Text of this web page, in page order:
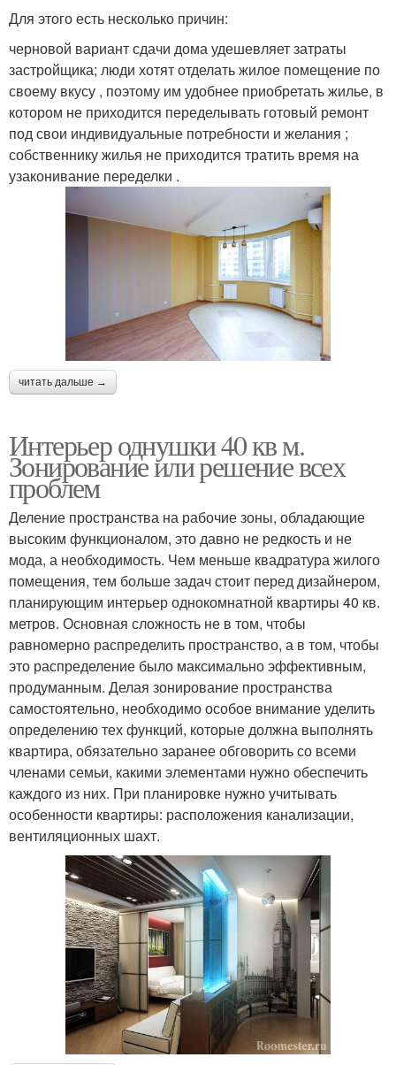
Для этого есть несколько причин:
черновой вариант сдачи дома удешевляет затраты
застройщика; люди хотят отделать жилое помещение по
своему вкусу , поэтому им удобнее приобретать жилье, в
котором не приходится переделывать готовый ремонт
под свои индивидуальные потребности и желания ;
собственнику жилья не приходится тратить время на
узаконивание переделки .
читать дальше →
Интерьер однушки 40 кв м.
Зонирование или решение всех
проблем
Деление пространства на рабочие зоны, обладающие
высоким функционалом, это давно не редкость и не
мода, а необходимость. Чем меньше квадратура жилого
помещения, тем больше задач стоит перед дизайнером,
планирующим интерьер однокомнатной квартиры 40 кв.
метров. Основная сложность не в том, чтобы
равномерно распределить пространство, а в том, чтобы
это распределение было максимально эффективным,
продуманным. Делая зонирование пространства
самостоятельно, необходимо особое внимание уделить
определению тех функций, которые должна выполнять
квартира, обязательно заранее обговорить со всеми
членами семьи, какими элементами нужно обеспечить
каждого из них. При планировке нужно учитывать
особенности квартиры: расположения канализации,
вентиляционных шахт.